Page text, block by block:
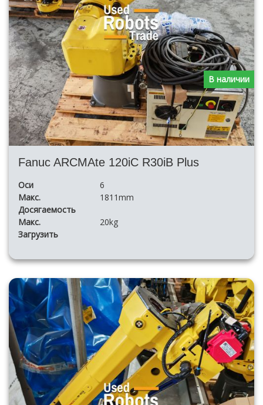
Fanuc ARCMAte 120iC R30iB Plus
Оси
6
Макс.
Досягаемость
1811mm
Макс.
Загрузить
20kg
В наличии